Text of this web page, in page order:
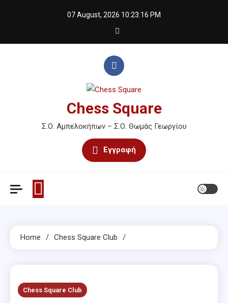
07 August, 2026 10:23:16 PM
Chess Square
Σ.Ο. Αμπελοκήπων – Σ.Ο. Θωμάς Γεωργίου
Εγγραφή
Home Chess Square Club
Chess Square Club